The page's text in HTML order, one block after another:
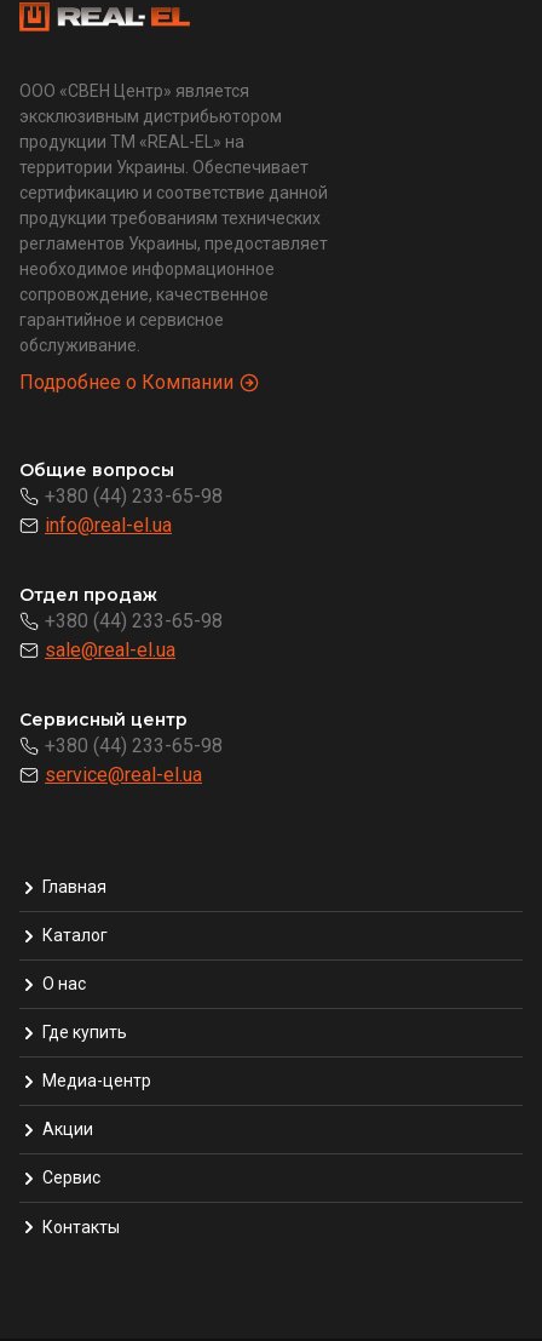
ООО «СВЕН Центр» является
эксклюзивным дистрибьютором
продукции ТМ «REAL-EL» на
территории Украины. Обеспечивает
сертификацию и соответствие данной
продукции требованиям технических
регламентов Украины, предоставляет
необходимое информационное
сопровождение, качественное
гарантийное и сервисное
обслуживание.
Подробнее о Компании
Общие вопросы
+380 (44) 233-65-98
info@real-el.ua
Отдел продаж
+380 (44) 233-65-98
sale@real-el.ua
Сервисный центр
+380 (44) 233-65-98
service@real-el.ua
Главная
Каталог
О нас
Где купить
Медиа-центр
Акции
Сервис
Контакты